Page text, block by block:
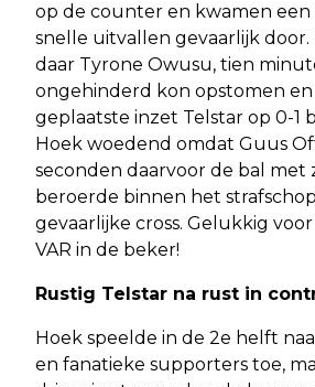
op de counter en kwamen een
snelle uitvallen gevaarlijk door.
daar Tyrone Owusu, tien
ongehinderd kon opstomen
geplaatste inzet Telstar op 0-1
Hoek woedend omdat Guus
seconden daarvoor de bal met
beroerde binnen het
gevaarlijke cross. Gelukkig
VAR in de beker!
Rustig Telstar na rust in
Hoek speelde in de 2e helft
en fanatieke supporters toe,